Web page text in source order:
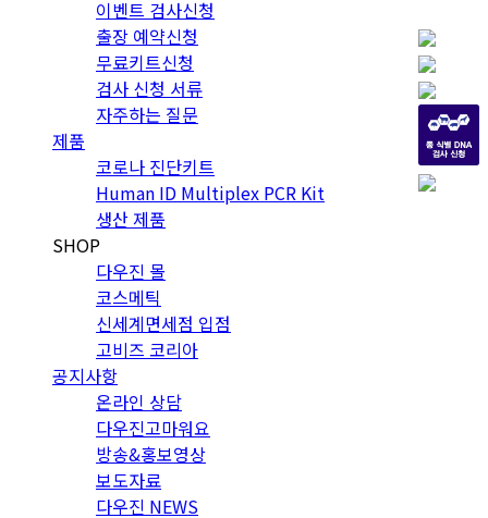
이벤트 검사신청
출장 예약신청
무료키트신청
검사 신청 서류
자주하는 질문
제품
코로나 진단키트
Human ID Multiplex PCR Kit
생산 제품
SHOP
다우진 몰
코스메틱
신세계면세점 입점
고비즈 코리아
공지사항
온라인 상담
다우진고마워요
방송&홍보영상
보도자료
다우진 NEWS